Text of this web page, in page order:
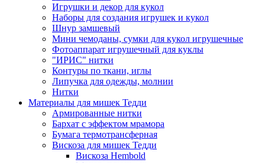
Игрушки и декор для кукол
Наборы для создания игрушек и кукол
Шнур замшевый
Мини чемоданы, сумки для кукол игрушечные
Фотоаппарат игрушечный для куклы
"ИРИС" нитки
Контуры по ткани, иглы
Липучка для одежды, молнии
Нитки
Материалы для мишек Тедди
Армированные нитки
Бархат с эффектом мрамора
Бумага термотрансферная
Вискоза для мишек Тедди
Вискоза Hembold